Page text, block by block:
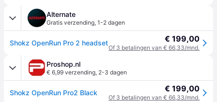
Alternate
Gratis verzending, 1-2 dagen
Shokz OpenRun Pro 2 headset € 199,00
Of 3 betalingen van € 66,33/mnd.
Proshop.nl
€ 6,99 verzending, 2-3 dagen
Shokz OpenRun Pro2 Black € 199,00
Of 3 betalingen van € 66,33/mnd.